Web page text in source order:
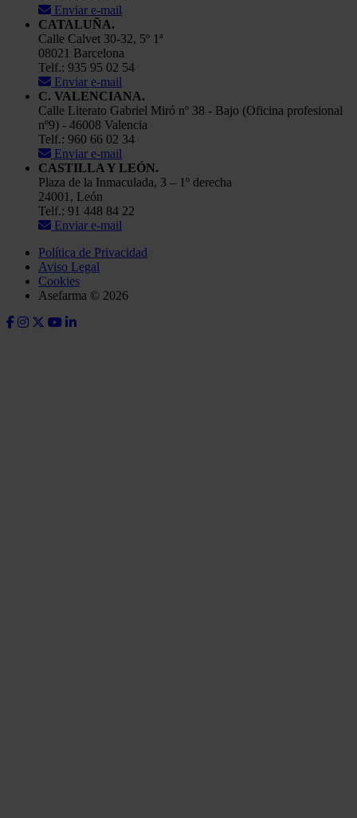
Enviar e-mail
CATALUÑA.
Calle Calvet 30-32, 5º 1ª
08021 Barcelona
Telf.: 935 95 02 54
Enviar e-mail
C. VALENCIANA.
Calle Literato Gabriel Miró nº 38 - Bajo (Oficina profesional
nº9) - 46008 Valencia
Telf.: 960 66 02 34
Enviar e-mail
CASTILLA Y LEÓN.
Plaza de la Inmaculada, 3 – 1º derecha
24001, León
Telf.: 91 448 84 22
Enviar e-mail
Política de Privacidad
Aviso Legal
Cookies
Asefarma © 2026